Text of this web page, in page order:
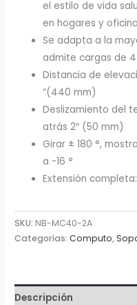
el estilo de vida
en hogares y
Se adapta a la
admite cargas de
Distancia de
“(440 mm)
Deslizamiento del
atrás 2″ (50 mm)
Girar ± 180 °,
a -16 °
Extensión
SKU: NB-MC40-2A
Categorías:Computo,
Descripción